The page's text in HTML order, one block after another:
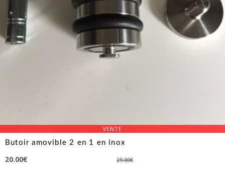
VENTE
Butoir amovible 2 en 1 en inox
29.00€Le
20.00€
Le